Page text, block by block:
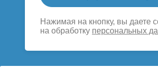
Нажимая на кнопку, вы даете
на обработку персональных